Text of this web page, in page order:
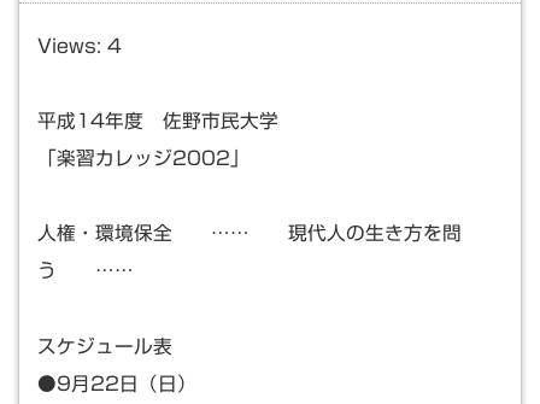
Views: 4
平成14年度 佐野市民大学
「楽習カレッジ2002」
人権・環境保全 …… 現代人の生き方を問
う ……
スケジュール表
●9月22日（日）